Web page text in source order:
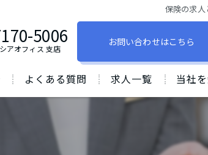
保険の求
5006
アオフィス ⽀店
お問い合わせはこちら
よくある質問 求人一覧 当社
飛び込